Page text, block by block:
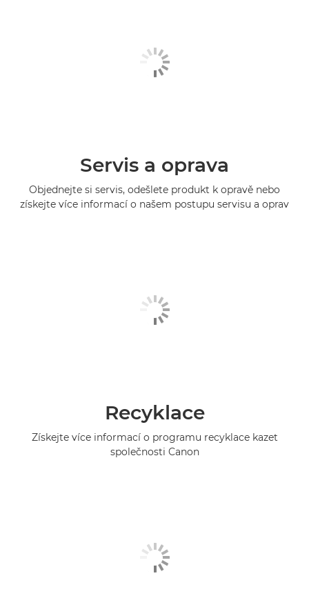
Servis a oprava
Objednejte si servis, odešlete produkt k opravě nebo
získejte více informací o našem postupu servisu a oprav
Recyklace
Získejte více informací o programu recyklace kazet
společnosti Canon